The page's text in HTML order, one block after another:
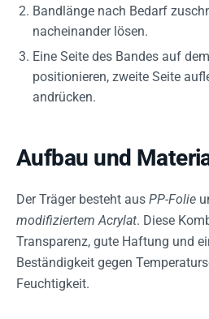
Bandlänge nach Bedarf
nacheinander lösen.
Eine Seite des Bandes auf
positionieren, zweite Seite
andrücken.
Aufbau und
Der Träger besteht aus PP-Folie
modifiziertem Acrylat. Diese
Transparenz, gute Haftung und
Beständigkeit gegen
Feuchtigkeit.